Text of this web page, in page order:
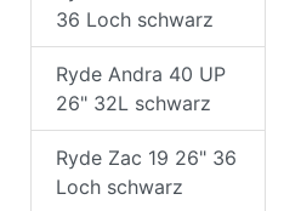
36 Loch schwarz
Ryde Andra 40 UP
26" 32L schwarz
Ryde Zac 19 26" 36
Loch schwarz